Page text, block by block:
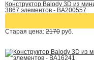
Конструктор Balody 3D из
3867 элементов - BA200557
Старая цена: 2170 руб.